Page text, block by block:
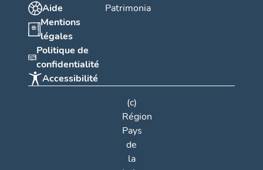
Aide
Mentions
légales
Politique de
confidentialité
Accessibilité
Patrimonia
(c)
Région
Pays
de
la